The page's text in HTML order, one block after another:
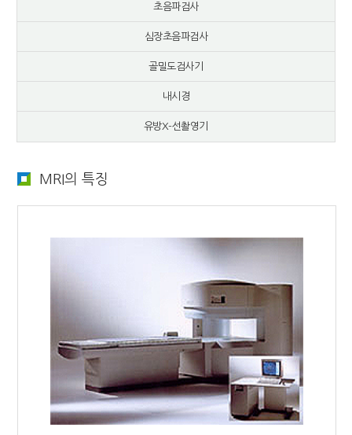
초음파검사
심장초음파검사
골밀도검사기
내시경
유방X-선촬영기
MRI의 특징